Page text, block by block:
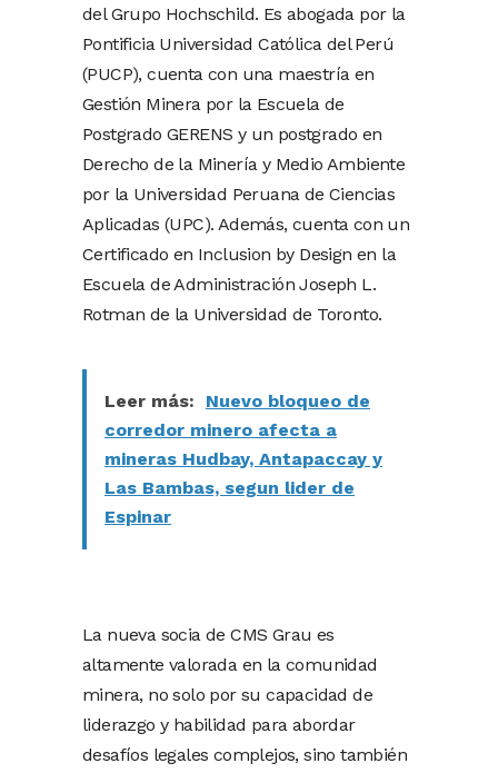
del Grupo Hochschild. Es abogada por la
Pontificia Universidad Católica del Perú
(PUCP), cuenta con una maestría en
Gestión Minera por la Escuela de
Postgrado GERENS y un postgrado en
Derecho de la Minería y Medio Ambiente
por la Universidad Peruana de Ciencias
Aplicadas (UPC). Además, cuenta con un
Certificado en Inclusion by Design en la
Escuela de Administración Joseph L.
Rotman de la Universidad de Toronto.
Leer más:
Nuevo bloqueo de
corredor minero afecta a
mineras Hudbay, Antapaccay y
Las Bambas, segun lider de
Espinar
La nueva socia de CMS Grau es
altamente valorada en la comunidad
minera, no solo por su capacidad de
liderazgo y habilidad para abordar
desafíos legales complejos, sino también